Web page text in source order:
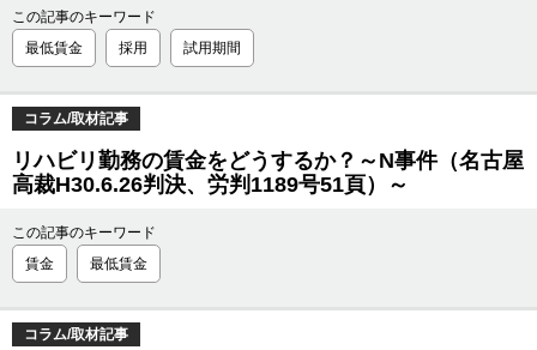
この記事のキーワード
最低賃金
採用 試用期間
コラム/取材記事
リハビリ勤務の賃金をどうするか？～N事件（名古屋
高裁H30.6.26判決、労判1189号51頁）～
この記事のキーワード
賃金
最低賃金
コラム/取材記事